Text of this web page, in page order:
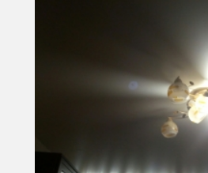
Площадь
9 200